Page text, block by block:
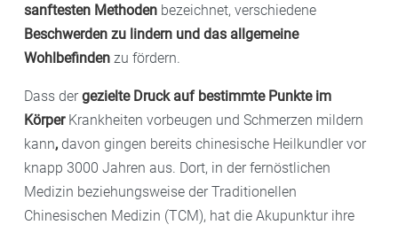
sanftesten Methoden bezeichnet, verschiedene
Beschwerden zu lindern und das allgemeine
Wohlbefinden zu fördern.
Dass der gezielte Druck auf bestimmte Punkte im
KörperKrankheiten vorbeugen und Schmerzen mildern
kann, davon gingen bereits chinesische Heilkundler vor
knapp 3000 Jahren aus. Dort, in der fernöstlichen
Medizin beziehungsweise der Traditionellen
Chinesischen Medizin (TCM), hat die Akupunktur ihre